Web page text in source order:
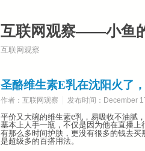
互联网观察——小鱼
互联网观察
圣酪维生素E乳在沈阳火了
作者：互联网观察 发布时间：December
平价又大碗的维生素e乳，易吸收不油腻
基本上人手一瓶，不仅是因为他在直播
有那么多时间护肤，更没有很多的钱去买
是超级多的百搭用法。